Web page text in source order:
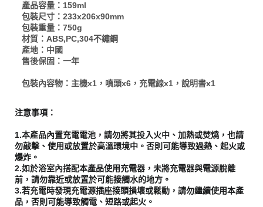
產品容量：159ml
包裝尺寸：233x206x90mm
包裝重量：750g
材質：ABS,PC,304不鏽鋼
產地：中國
售後保固：一年
包裝內容物：主機x1，噴頭x6，充電線x1，說明書x1
注意事項：
1.本產品內置充電電池，請勿將其投入火中、加熱或焚燒，也請
勿敲擊、使用或放置於高溫環境中。否則可能導致過熱、起火或
爆炸。
2.如於浴室內搭配本產品使用充電器，未將充電器與電源脫離
前，請勿靠近或放置於可能接觸水的地方。
3.若充電時發現充電源插座接頭損壞或鬆動，請勿繼續使用本產
品，否則可能導致觸電、短路或起火。